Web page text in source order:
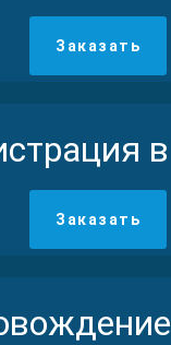
Заказать
Заказать